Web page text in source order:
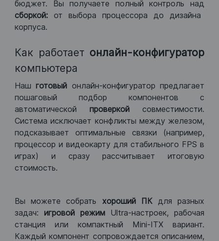
бюджет. Вы получаете полный контроль над
сборкой: от выбора процессора до дизайна
корпуса.
Как работает онлайн-конфигуратор
компьютера
Нашготовый онлайн-конфигуратор предлагает
пошаговый подбор компонентов с
автоматической проверкой совместимости.
Система исключает конфликты между железом,
подсказывает оптимальные связки (например,
процессор и видеокарту для стабильного FPS в
играх) и сразу рассчитывает итоговую
стоимость.
Вы можете собрать хороший ПКдля разных
задач: игровой режим Ultra-настроек, рабочая
станция или компактный Mini-ITX вариант.
Каждый компонент сопровождается описанием,